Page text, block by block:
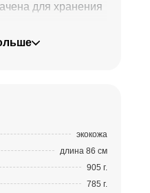
для хранения
жесткий каркас.
черно-
и
экокожа
длина 86 см
905 г.
785 г.